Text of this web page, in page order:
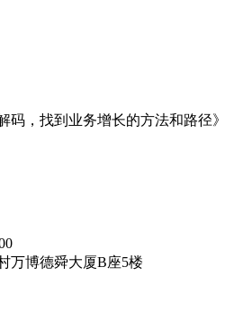
码，找到业务增长的方法和路径》
万博德舜大厦B座5楼